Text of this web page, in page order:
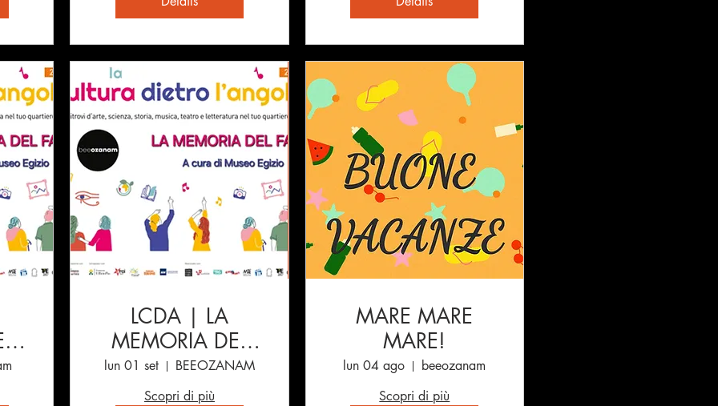
LCDA | LA
MEMORIA DEL
FARE
lun 01 set
BEEOZANAM
Scopri di più
MARE MARE
MARE!
lun 04 ago
beeozanam
Scopri di più